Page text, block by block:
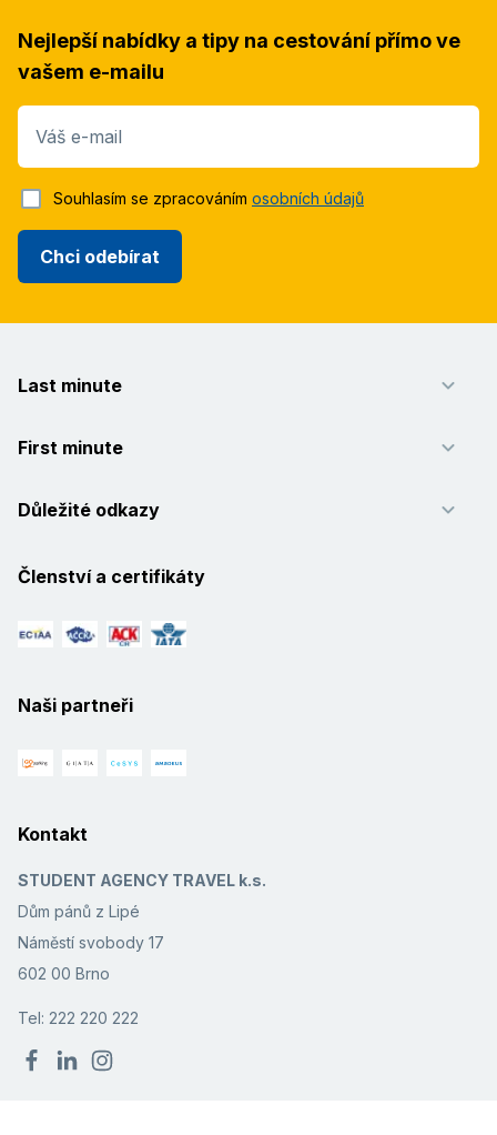
Nejlepší nabídky a tipy na cestování přímo ve
vašem e-mailu
Váš e-mail
Chci odebírat
Souhlasím se zpracováním osobních údajů
Last minute
First minute
Důležité odkazy
Členství a certifikáty
Naši partneři
Kontakt
STUDENT AGENCY TRAVEL k.s.
Dům pánů z Lipé
Náměstí svobody 17
602 00 Brno
Tel: 222 220 222